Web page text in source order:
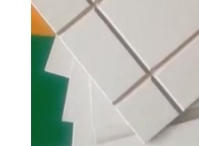
Máy cắt Laser
Thép cắt Rule
Die cắt tiêu hao